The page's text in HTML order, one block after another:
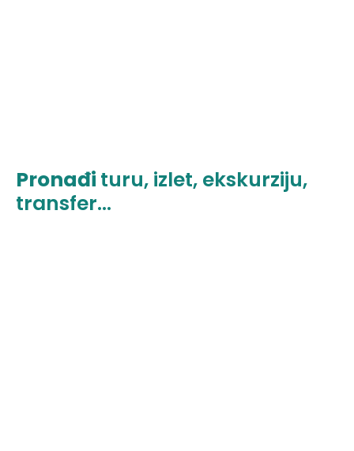
Pronađi turu, izlet, ekskurziju,
transfer...